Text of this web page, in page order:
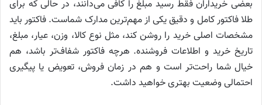
بعضی خریداران فقط رسید مبلغ را کافی می‌دانند، در حالی که برای
طلا فاکتور کامل و دقیق یکی از مهم‌ترین مدارک شماست. فاکتور باید
مشخصات اصلی خرید را روشن کند، مثل نوع کالا، وزن، عیار، مبلغ،
تاریخ خرید و اطلاعات فروشنده. هرچه فاکتور شفاف‌تر باشد، هم
خیال شما راحت‌تر است و هم در زمان فروش، تعویض یا پیگیری
احتمالی وضعیت بهتری خواهید داشت.